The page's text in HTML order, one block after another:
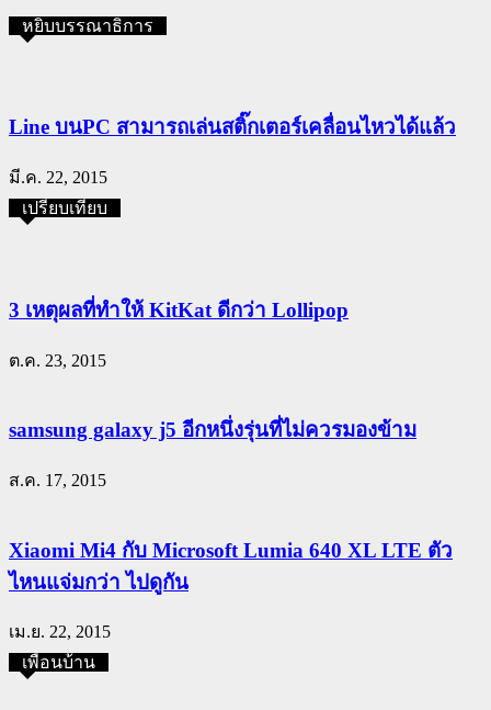
หยิบบรรณาธิการ
Line บนPC สามารถเล่นสติ๊กเตอร์เคลื่อนไหวได้แล้ว
มี.ค. 22, 2015
เปรียบเทียบ
3 เหตุผลที่ทำให้ KitKat ดีกว่า Lollipop
ต.ค. 23, 2015
samsung galaxy j5 อีกหนึ่งรุ่นที่ไม่ควรมองข้าม
ส.ค. 17, 2015
Xiaomi Mi4 กับ Microsoft Lumia 640 XL LTE ตัว
ไหนแจ่มกว่า ไปดูกัน
เม.ย. 22, 2015
เพื่อนบ้าน